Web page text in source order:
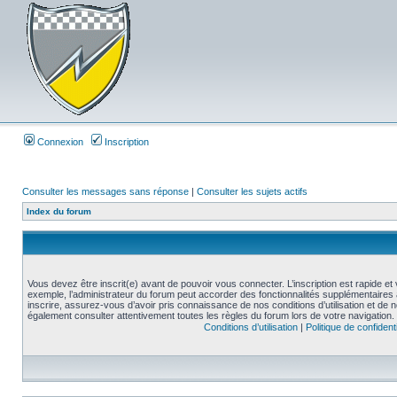
Connexion Inscription
Consulter les messages sans réponse | Consulter les sujets actifs
Index du forum
Vous devez être inscrit(e) avant de pouvoir vous connecter. L’inscription est rapide
exemple, l’administrateur du forum peut accorder des fonctionnalités
inscrire, assurez-vous d’avoir pris connaissance de nos conditions d’utilisation et de
également consulter attentivement toutes les règles du forum lors de votre navigation.
Conditions d’utilisation| Politique de